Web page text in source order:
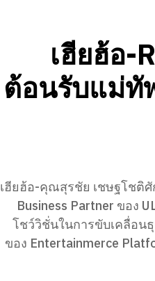
เฮียฮ้อ-
ต้อนรับแม่ทั
เฮียฮ้อ-คุณสุรชัย เชษฐโชติ
Business Partner ของ
โชว์วิชั่นในการขับเคลื่อน
ของ Entertainmerce